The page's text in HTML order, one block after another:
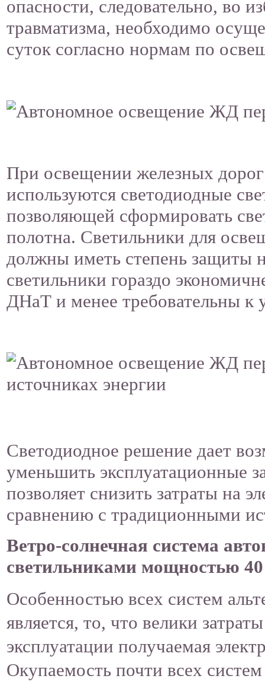
опасности, следовательно, во
травматизма, необходимо
суток согласно нормам по
При освещении железных
используются светодиодные
позволяющей сформировать
полотна. Светильники для
должны иметь степень защиты
светильники гораздо
ДНаТ и менее требовательны к
Светодиодное решение дает
уменьшить эксплуатационные
позволяет снизить затраты на
сравнению с традиционными
Ветро-солнечная система
светильниками мощностью
Особенностью всех систем
является, то, что велики
эксплуатации получаемая
Окупаемость почти всех